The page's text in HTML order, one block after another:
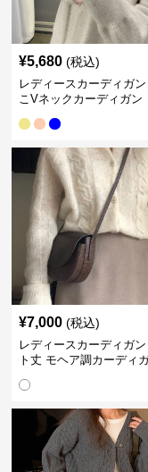
¥5,680 (税込)
レディースカーディガ
こVネックカーディガ
¥7,000 (税込)
レディースカーディガ
ト丈 モヘア調カーディ